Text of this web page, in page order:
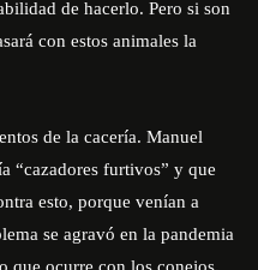
de hacerlo. Pero si son
con estos animales la
de la cacería. Manuel
“cazadores furtivos” y que
esto, porque venían a
se agravó en la pandemia